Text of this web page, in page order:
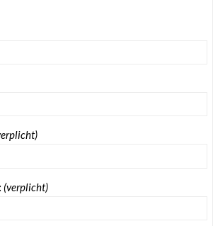
(verplicht)